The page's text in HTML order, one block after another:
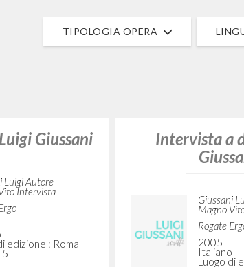
TIPOLOGIA OPERA
Giussani
Luigi Autore
Intervista
edizione : Roma
5
Intervista a
Giussani
Magno
Rogate
2005
Italiano
Luogo di